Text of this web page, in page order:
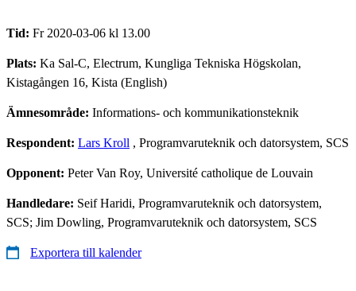
Tid: Fr 2020-03-06 kl 13.00
Plats: Ka Sal-C, Electrum, Kungliga Tekniska Högskolan,
Kistagången 16, Kista (English)
Ämnesområde: Informations- och kommunikationsteknik
Respondent: Lars Kroll , Programvaruteknik och datorsystem, SCS
Opponent: Peter Van Roy, Université catholique de Louvain
Handledare: Seif Haridi, Programvaruteknik och datorsystem,
SCS; Jim Dowling, Programvaruteknik och datorsystem, SCS
Exportera till kalender